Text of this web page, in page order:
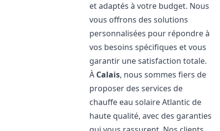
et adaptés à votre budget. Nous
vous offrons des solutions
personnalisées pour répondre à
vos besoins spécifiques et vous
garantir une satisfaction totale.
À Calais, nous sommes fiers de
proposer des services de
chauffe eau solaire Atlantic de
haute qualité, avec des garanties